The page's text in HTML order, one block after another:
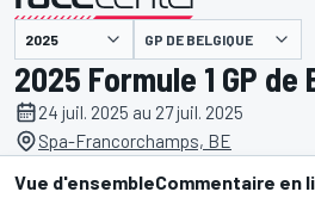
présenté par GP DE BELGIQUE
2025 Formule 1 GP de
24 juil. 2025 au 27 juil. 2025
Spa-Francorchamps, BE
Vue d'ensembleCommentaire en